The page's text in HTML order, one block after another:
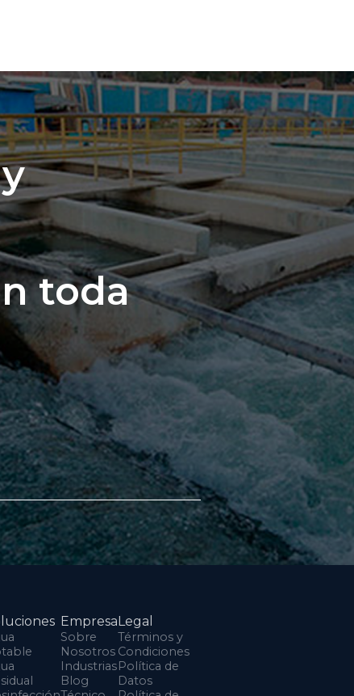
toda
Empresa
Sobre
Nosotros
Industrias
Blog
Legal
Términos y
Condiciones
Política de
Datos